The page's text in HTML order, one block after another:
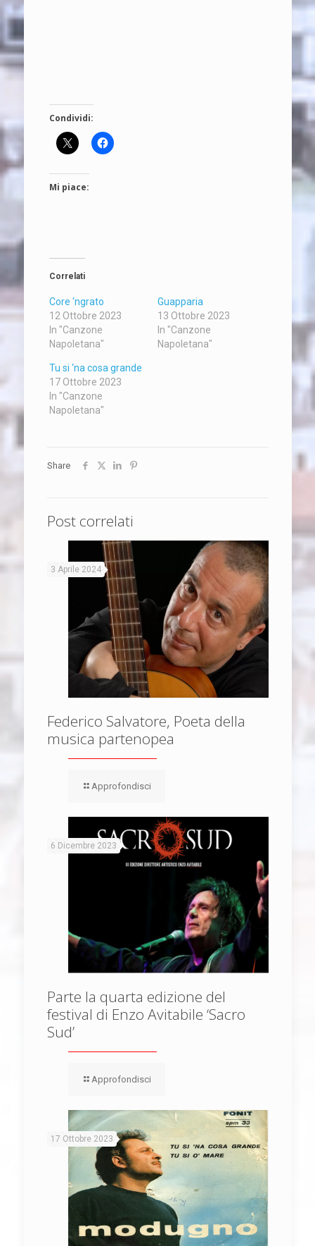
Condividi:
Mi piace:
Correlati
Core ‘ngrato
12 Ottobre 2023
In "Canzone
Napoletana"
Guapparia
13 Ottobre 2023
In "Canzone
Napoletana"
Tu si ‘na cosa grande
17 Ottobre 2023
In "Canzone
Napoletana"
Share
Post correlati
3 Aprile 2024
Federico Salvatore, Poeta della
musica partenopea
Approfondisci
6 Dicembre 2023
Parte la quarta edizione del
festival di Enzo Avitabile ‘Sacro
Sud’
Approfondisci
17 Ottobre 2023